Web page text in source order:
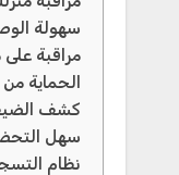
سهولة
مراقبة
الحماية
كشف
سهل
نظام